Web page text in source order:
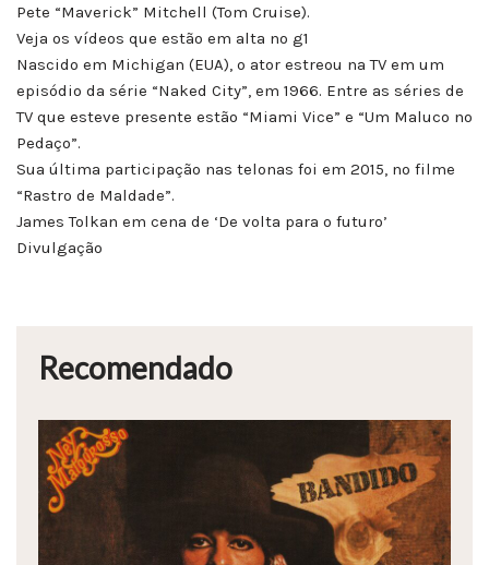
Pete “Maverick” Mitchell (Tom Cruise).
Veja os vídeos que estão em alta no g1
Nascido em Michigan (EUA), o ator estreou na TV em um
episódio da série “Naked City”, em 1966. Entre as séries de
TV que esteve presente estão “Miami Vice” e “Um Maluco no
Pedaço”.
Sua última participação nas telonas foi em 2015, no filme
“Rastro de Maldade”.
James Tolkan em cena de ‘De volta para o futuro’
Divulgação
Recomendado